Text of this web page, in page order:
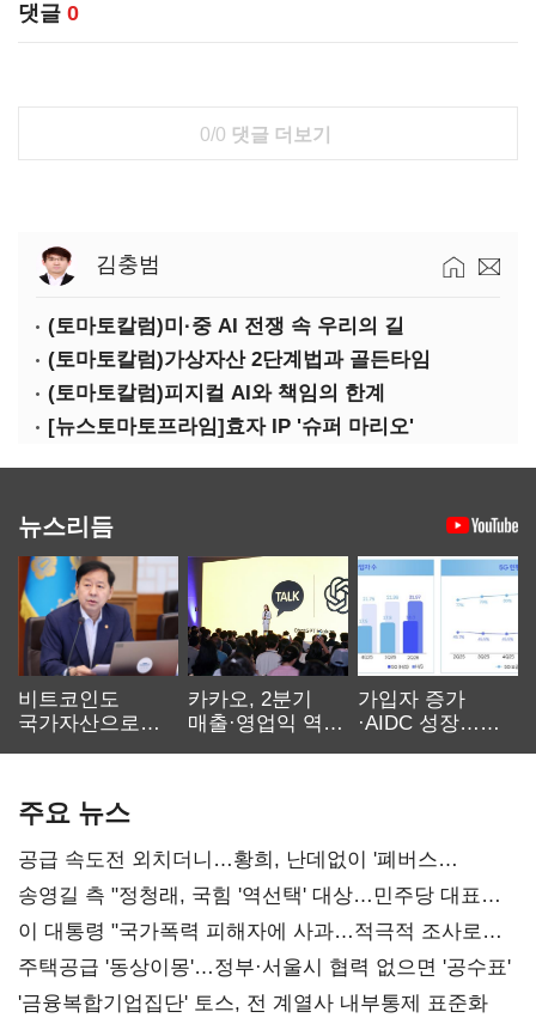
댓글 0
0/0 댓글 더보기
김충범
(토마토칼럼)미·중 AI 전쟁 속 우리의 길
(토마토칼럼)가상자산 2단계법과 골든타임
(토마토칼럼)피지컬 AI와 책임의 한계
[뉴스토마토프라임]효자 IP '슈퍼 마리오'
뉴스리듬
비트코인도
국가자산으로…'
카카오, 2분기
매출·영업익 역대
가입자 증가
·AIDC 성장…
주요 뉴스
공급 속도전 외치더니…황희, 난데없이 '폐버스
리모델링' 제안
송영길 측 "정청래, 국힘 '역선택' 대상…민주당 대표로
총선 지휘 못해"
이 대통령 "국가폭력 피해자에 사과…적극적 조사로
진실 밝혀야"
주택공급 '동상이몽'…정부·서울시 협력 없으면 '공수표'
'금융복합기업집단' 토스, 전 계열사 내부통제 표준화